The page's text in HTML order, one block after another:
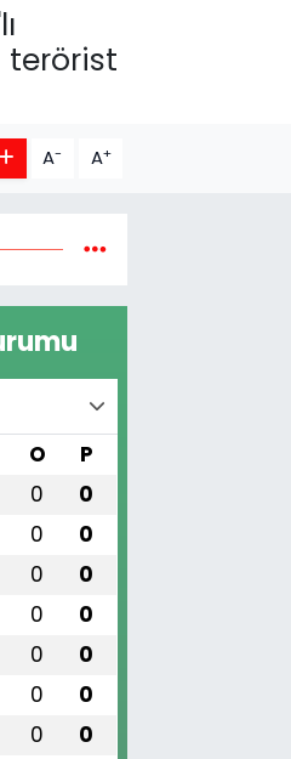
terörist
A- A+
O P
0 0
0 0
0 0
0 0
0 0
0 0
0 0